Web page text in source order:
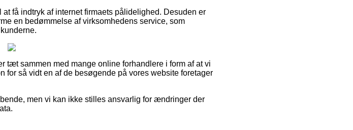
få indtryk af internet firmaets pålidelighed. Desuden er
en bedømmelse af virksomhedens service, som
tæt sammen med mange online forhandlere i form af at vi
for så vidt en af de besøgende på vores website foretager
men vi kan ikke stilles ansvarlig for ændringer der